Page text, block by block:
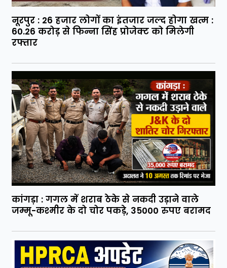
नूरपुर : 26 हजार लोगों का इंतजार जल्द होगा खत्म :
60.26 करोड़ से फिन्ना सिंह प्रोजेक्ट को मिलेगी
रफ्तार
कांगड़ा : गगल में शराब ठेके से नकदी उड़ाने वाले
जम्मू-कश्मीर के दो चोर पकड़े, 35000 रुपए बरामद